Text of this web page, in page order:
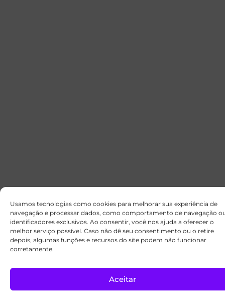
Usamos tecnologias como cookies para melhorar sua experiência de
navegação e processar dados, como comportamento de navegação
identificadores exclusivos. Ao consentir, você nos ajuda a oferecer o
melhor serviço possível. Caso não dê seu consentimento ou o retire
depois, algumas funções e recursos do site podem não funcionar
corretamente.
Aceitar